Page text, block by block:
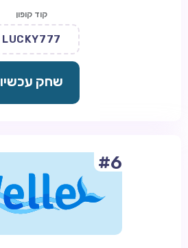
קוד קופון
LUCKY777
שחק עכשיו
#6